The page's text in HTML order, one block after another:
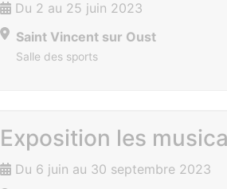
Du 2 au 25 juin 2023
Saint Vincent sur Oust
Salle des sports
Exposition les
Du 6 juin au 30 septembre 2023